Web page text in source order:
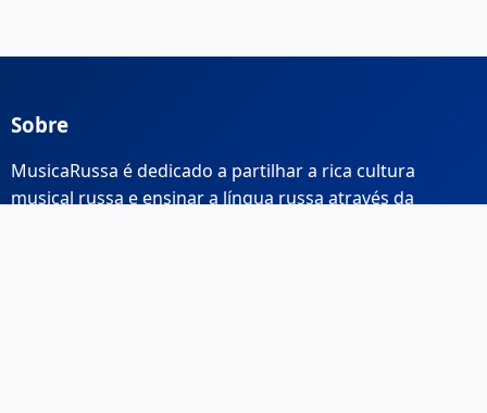
Sobre
MusicaRussa é dedicado a partilhar a rica cultura
musical russa e ensinar a língua russa através da